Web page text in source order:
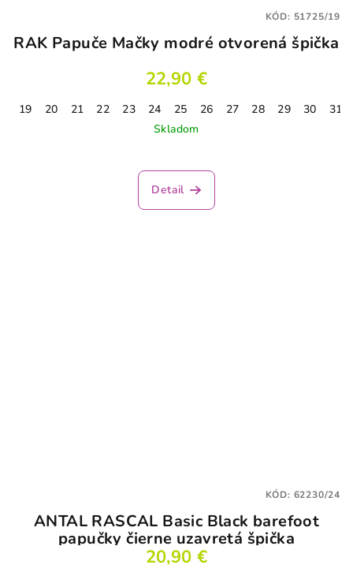
RAK Papuče Mačky modré otvorená špička
22,90 €
19 20 21 22 23 24 25 26 27 28 29 30
31
Skladom
Detail
KÓD: 51725/19
ANTAL RASCAL Basic Black barefoot
papučky čierne uzavretá špička
20,90 €
KÓD: 62230/24